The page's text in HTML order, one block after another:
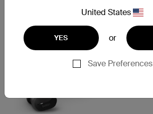
United States
YES or
Save Preferences